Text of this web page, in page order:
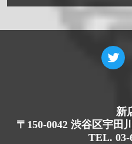
新
〒150-0042 渋谷区宇田
TEL. 03-